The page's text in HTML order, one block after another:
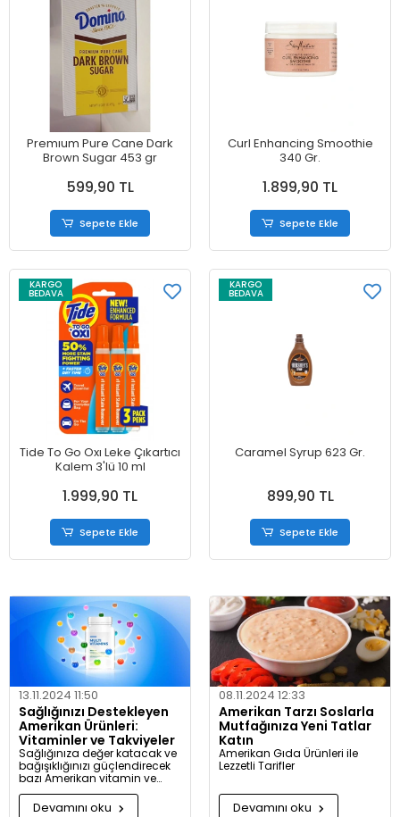
Premıum Pure Cane Dark
Brown Sugar 453 gr
599,90 TL
Sepete Ekle
Curl Enhancing Smoothie
340 Gr.
1.899,90 TL
Sepete Ekle
KARGO
BEDAVA
Tide To Go Oxı Leke Çıkartıcı
Kalem 3'lü 10 ml
1.999,90 TL
Sepete Ekle
KARGO
BEDAVA
Caramel Syrup 623 Gr.
899,90 TL
Sepete Ekle
13.11.2024 11:50
Sağlığınızı Destekleyen
Amerikan Ürünleri:
Vitaminler ve Takviyeler
Sağlığınıza değer katacak ve
bağışıklığınızı güçlendirecek
bazı Amerikan vitamin ve
takviye ürünlerini sizler için
derledik!
Devamını oku
08.11.2024 12:33
Amerikan Tarzı Soslarla
Mutfağınıza Yeni Tatlar
Katın
Amerikan Gıda Ürünleri ile
Lezzetli Tarifler
Devamını oku